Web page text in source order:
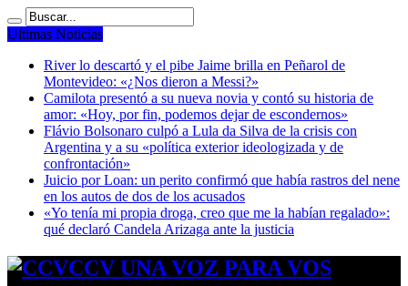
Ultimas Noticias
River lo descartó y el pibe Jaime brilla en Peñarol de
Montevideo: «¿Nos dieron a Messi?»
Camilota presentó a su nueva novia y contó su historia de
amor: «Hoy, por fin, podemos dejar de escondernos»
Flávio Bolsonaro culpó a Lula da Silva de la crisis con
Argentina y a su «política exterior ideologizada y de
confrontación»
Juicio por Loan: un perito confirmó que había rastros del nene
en los autos de dos de los acusados
«Yo tenía mi propia droga, creo que me la habían regalado»:
qué declaró Candela Arizaga ante la justicia
CCV UNA VOZ PARA VOS